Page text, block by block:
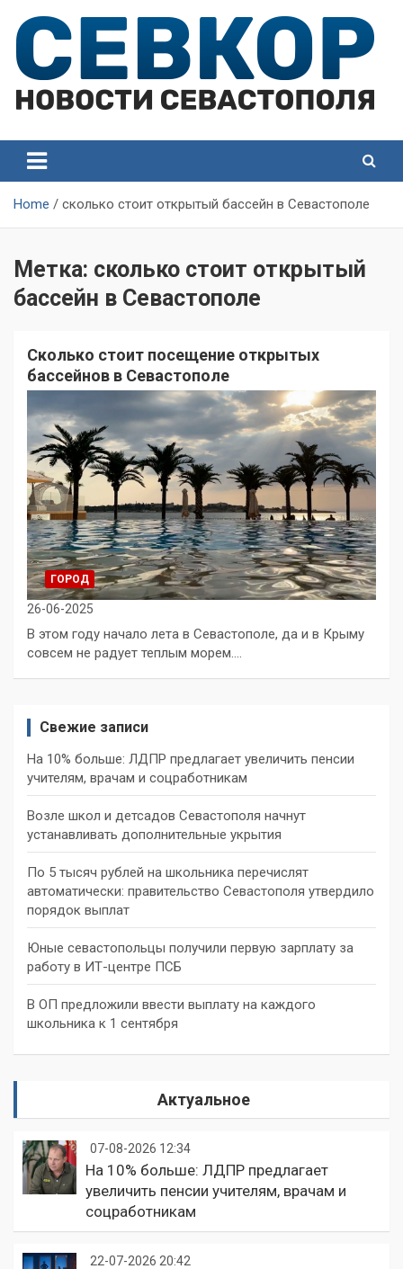
content
Севастополя
Севастополя
Home сколько стоит открытый бассейн в Севастополе
Метка: сколько стоит открытый
бассейн в Севастополе
Сколько стоит посещение открытых
бассейнов в Севастополе
ГОРОД
26-06-2025
В этом году начало лета в Севастополе, да и в Крыму
совсем не радует теплым морем.…
Свежие записи
На 10% больше: ЛДПР предлагает увеличить пенсии
учителям, врачам и соцработникам
Возле школ и детсадов Севастополя начнут
устанавливать дополнительные укрытия
По 5 тысяч рублей на школьника перечислят
автоматически: правительство Севастополя утвердило
порядок выплат
Юные севастопольцы получили первую зарплату за
работу в ИТ-центре ПСБ
В ОП предложили ввести выплату на каждого
школьника к 1 сентября
Актуальное
07-08-2026 12:34
На 10% больше: ЛДПР предлагает
увеличить пенсии учителям, врачам и
соцработникам
22-07-2026 20:42